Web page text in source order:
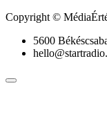
Copyright ©
5600